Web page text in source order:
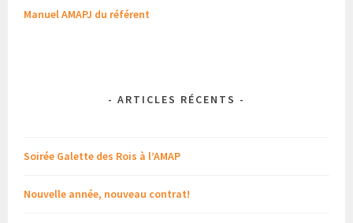
Manuel AMAPJ du référent
- ARTICLES RÉCENTS -
Soirée Galette des Rois à l’AMAP
Nouvelle année, nouveau contrat!